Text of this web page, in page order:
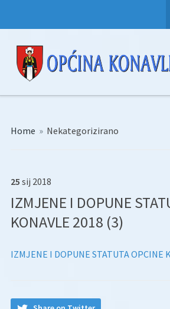
Home » Nekategorizirano
25 sij 2018
IZMJENE I DOPUNE
KONAVLE 2018 (3)
IZMJENE I DOPUNE STATUTA OPCINE